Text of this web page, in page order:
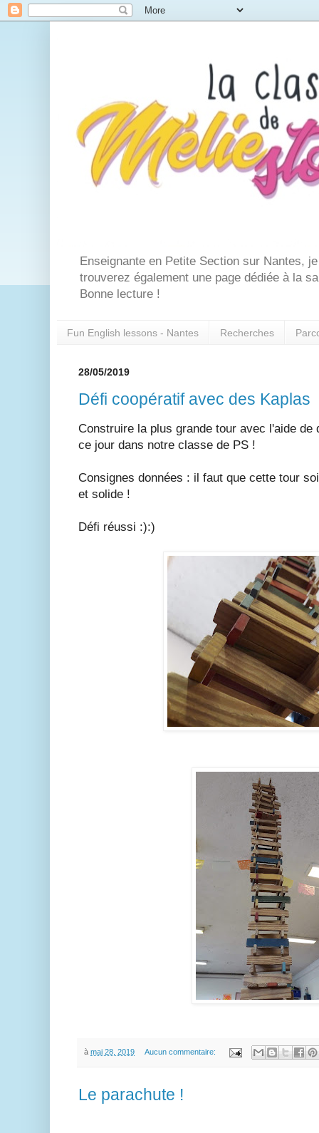
Enseignante en Petite Section sur Nantes,
trouverez également une page dédiée à la
Bonne lecture !
Fun English lessons - Nantes Recherches
28/05/2019
Défi coopératif avec des Kaplas
Construire la plus grande tour avec l'aide
ce jour dans notre classe de PS !
Consignes données : il faut que cette tour
et solide !
Défi réussi :):)
à mai 28, 2019 Aucun commentaire:
Le parachute !